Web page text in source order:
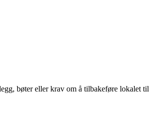
bøter eller krav om å tilbakeføre lokalet til